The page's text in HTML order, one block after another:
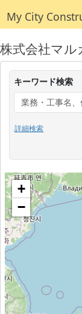
My City
株式会社マル
キーワード検索
詳細検索
+
−